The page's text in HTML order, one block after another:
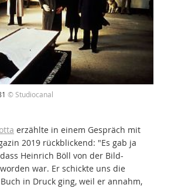
© Studiocanal
erzählte in einem Gespräch mit
2019 rückblickend: "Es gab ja
Heinrich Böll von der Bild-
war. Er schickte uns die
in Druck ging, weil er annahm,